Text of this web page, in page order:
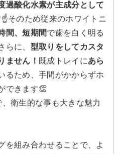
過酸化水素が主成分として
そのため従来のホワイトニ
間、短期間で歯を白く明る
らに、 型取りをしてカスタ
ません！ 既成トレイにあら
るため、手間がかからずホ
できます👏
衛生的な事も大きな魅力
を組み合わせることで、よ